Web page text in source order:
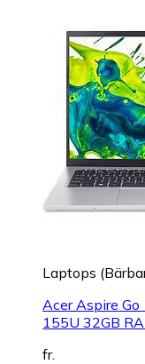
Laptops
Acer Aspire Go
155U 32GB
fr.